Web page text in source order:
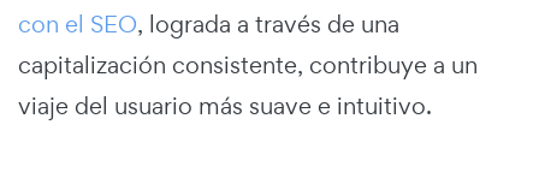
con el SEO, lograda a través de una
capitalización consistente, contribuye a un
viaje del usuario más suave e intuitivo.